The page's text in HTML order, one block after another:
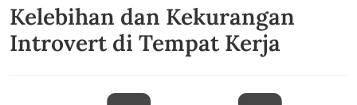
Kelebihan dan Kekurangan
Introvert di Tempat Kerja